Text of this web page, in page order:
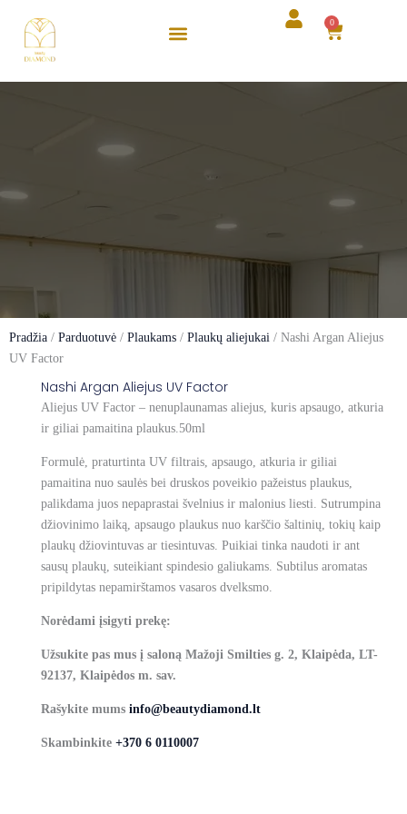
turinio
0
Cart
Pradžia / Parduotuvė / Plaukams / Plaukų aliejukai / Nashi Argan Aliejus
UV Factor
Nashi Argan Aliejus UV Factor
Aliejus UV Factor – nenuplaunamas aliejus, kuris apsaugo, atkuria
ir giliai pamaitina plaukus.50ml
Formulė, praturtinta UV filtrais, apsaugo, atkuria ir giliai
pamaitina nuo saulės bei druskos poveikio pažeistus plaukus,
palikdama juos nepaprastai švelnius ir malonius liesti. Sutrumpina
džiovinimo laiką, apsaugo plaukus nuo karščio šaltinių, tokių kaip
plaukų džiovintuvas ar tiesintuvas. Puikiai tinka naudoti ir ant
sausų plaukų, suteikiant spindesio galiukams. Subtilus aromatas
pripildytas nepamirštamos vasaros dvelksmo.
Norėdami įsigyti prekę:
Užsukite pas mus į saloną Mažoji Smilties g. 2, Klaipėda, LT-
92137, Klaipėdos m. sav.
Rašykite mums info@beautydiamond.lt
Skambinkite +370 6 0110007